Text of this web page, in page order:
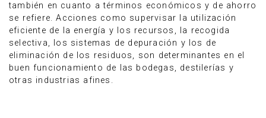
también en cuanto a términos económicos y de ahorro
se refiere. Acciones como supervisar la utilización
eficiente de la energía y los recursos, la recogida
selectiva, los sistemas de depuración y los de
eliminación de los residuos, son determinantes en el
buen funcionamiento de las bodegas, destilerías y
otras industrias afines.